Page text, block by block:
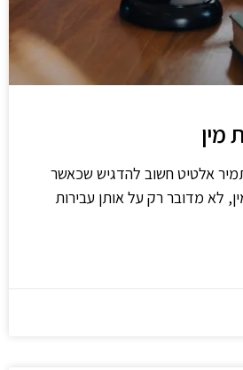
מין
תמיר אלטיט חשוב להדגיש שכאשר
לא מדובר רק על אותן עבירות